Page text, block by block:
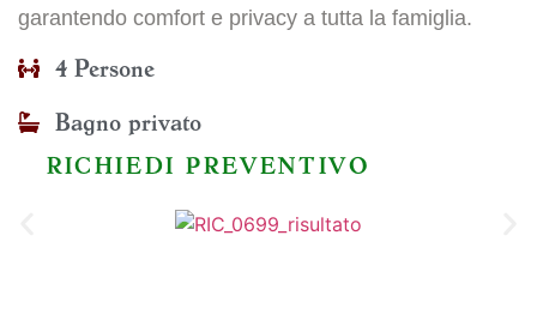
garantendo comfort e privacy a tutta la famiglia.
4 Persone
Bagno privato
RICHIEDI PREVENTIVO